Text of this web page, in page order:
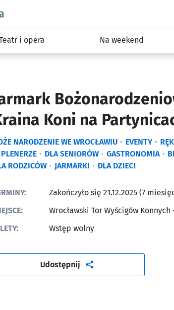
podserwis: Wydarzenia
i opera Na weekend
Koni na
NARODZENIE WE WROCŁAWIU EVENTY
DLA SENIORÓW GASTRONOMIA
RODZICÓW
JARMARKI DLA DZIECI
Zakończyło się 21.12.2025 (7
Wrocławski Tor Wyścigów Konnych
Wstęp wolny
Udostępnijartykuł